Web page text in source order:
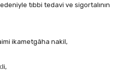
tıbbi tedavi ve sigortalının
ikametgâha nakil,